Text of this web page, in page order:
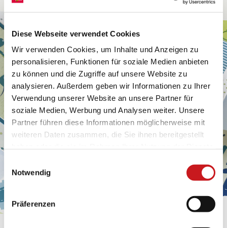
Diese Webseite verwendet Cookies
Wir verwenden Cookies, um Inhalte und Anzeigen zu
personalisieren, Funktionen für soziale Medien anbieten
zu können und die Zugriffe auf unsere Website zu
analysieren. Außerdem geben wir Informationen zu Ihrer
Verwendung unserer Website an unsere Partner für
soziale Medien, Werbung und Analysen weiter. Unsere
Partner führen diese Informationen möglicherweise mit
weiteren Daten zusammen, die Sie ihnen bereitgestellt
Datenschutzhinweisen
mehr darüber, wer wir sind, wie
personenbezogene Daten verarbeiten. Hier geht’s zum
Impressum.
Notwendig
Präferenzen